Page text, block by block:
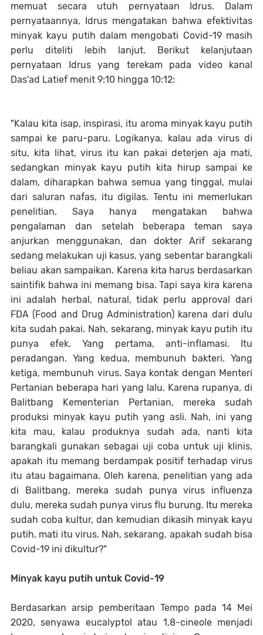
memuat secara utuh pernyataan Idrus. Dalam
pernyataannya, Idrus mengatakan bahwa efektivitas
minyak kayu putih dalam mengobati Covid-19 masih
perlu diteliti lebih lanjut. Berikut kelanjutaan
pernyataan Idrus yang terekam pada video kanal
Das'ad Latief menit 9:10 hingga 10:12:
"Kalau kita isap, inspirasi, itu aroma minyak kayu putih
sampai ke paru-paru. Logikanya, kalau ada virus di
situ, kita lihat, virus itu kan pakai deterjen aja mati,
sedangkan minyak kayu putih kita hirup sampai ke
dalam, diharapkan bahwa semua yang tinggal, mulai
dari saluran nafas, itu digilas. Tentu ini memerlukan
penelitian. Saya hanya mengatakan bahwa
pengalaman dan setelah beberapa teman saya
anjurkan menggunakan, dan dokter Arif sekarang
sedang melakukan uji kasus, yang sebentar barangkali
beliau akan sampaikan. Karena kita harus berdasarkan
saintifik bahwa ini memang bisa. Tapi saya kira karena
ini adalah herbal, natural, tidak perlu approval dari
FDA (Food and Drug Administration) karena dari dulu
kita sudah pakai. Nah, sekarang, minyak kayu putih itu
punya efek. Yang pertama, anti-inflamasi. Itu
peradangan. Yang kedua, membunuh bakteri. Yang
ketiga, membunuh virus. Saya kontak dengan Menteri
Pertanian beberapa hari yang lalu. Karena rupanya, di
Balitbang Kementerian Pertanian, mereka sudah
produksi minyak kayu putih yang asli. Nah, ini yang
kita mau, kalau produknya sudah ada, nanti kita
barangkali gunakan sebagai uji coba untuk uji klinis,
apakah itu memang berdampak positif terhadap virus
itu atau bagaimana. Oleh karena, penelitian yang ada
di Balitbang, mereka sudah punya virus influenza
dulu, mereka sudah punya virus flu burung. Itu mereka
sudah coba kultur, dan kemudian dikasih minyak kayu
putih, mati itu virus. Nah, sekarang, apakah sudah bisa
Covid-19 ini dikultur?"
Minyak kayu putih untuk Covid-19
Berdasarkan arsip pemberitaan Tempo pada 14 Mei
2020, senyawa eucalyptol atau 1,8-cineole menjadi